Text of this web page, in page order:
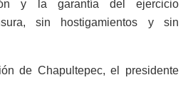
y la garantía del ejercicio
sin hostigamientos y sin
de Chapultepec, el presidente